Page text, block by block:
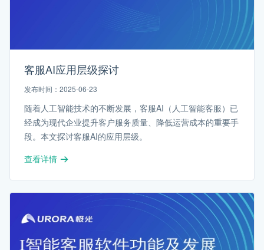
客服AI应用层级探讨
发布时间：2025-06-23
随着人工智能技术的不断发展，客服AI（人工智能客服）已
经成为现代企业提升客户服务质量、降低运营成本的重要手
段。本文探讨客服AI的应用层级。
查看详情